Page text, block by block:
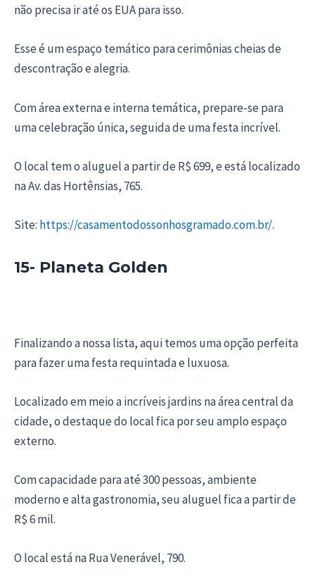
não precisa ir até os EUA para isso.
Esse é um espaço temático para cerimônias cheias de
descontração e alegria.
Com área externa e interna temática, prepare-se para
uma celebração única, seguida de uma festa incrível.
O local tem o aluguel a partir de R$ 699, e está localizado
na Av. das Hortênsias, 765.
Site: https://casamentodossonhosgramado.com.br/.
15- Planeta Golden
Finalizando a nossa lista, aqui temos uma opção perfeita
para fazer uma festa requintada e luxuosa.
Localizado em meio a incríveis jardins na área central da
cidade, o destaque do local fica por seu amplo espaço
externo.
Com capacidade para até 300 pessoas, ambiente
moderno e alta gastronomia, seu aluguel fica a partir de
R$ 6 mil.
O local está na Rua Venerável, 790.